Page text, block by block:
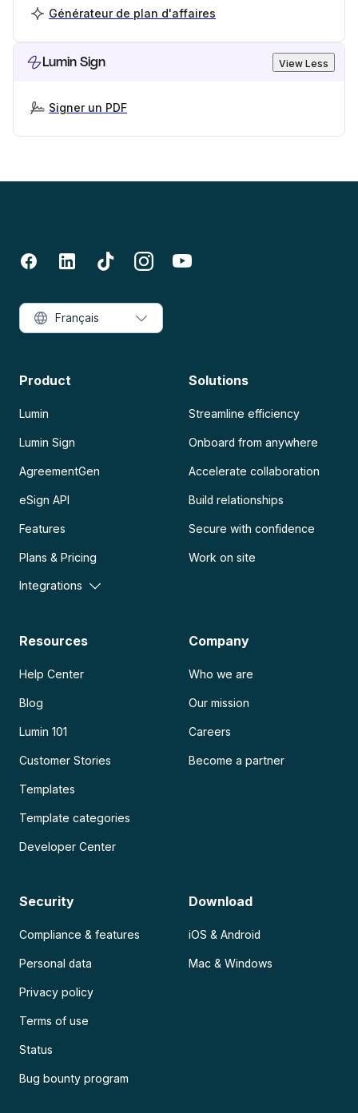
Générateur de plan d'affaires
Lumin Sign View Less
Signer un PDF
Product
Lumin
Lumin Sign
AgreementGen
eSign API
Features
Plans & Pricing
Integrations
Solutions
Streamline efficiency
Onboard from anywhere
Accelerate collaboration
Build relationships
Secure with confidence
Work on site
Resources
Help Center
Blog
Lumin 101
Customer Stories
Templates
Template categories
Developer Center
Company
Who we are
Our mission
Careers
Become a partner
Security
Compliance & features
Personal data
Privacy policy
Terms of use
Status
Bug bounty program
Download
iOS & Android
Mac & Windows
Français